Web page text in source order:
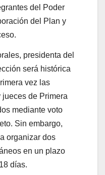
del Poder
del Plan y
presidenta del
será histórica
vez las
de Primera
mediante voto
Sin embargo,
organizar dos
en un plazo
días.